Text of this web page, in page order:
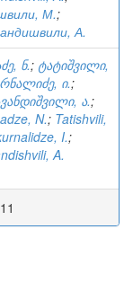
М.;
А.
ნ.; ტატიშვილი,
ი.;
ა.;
N.; Tatishvili,
I.;
A.